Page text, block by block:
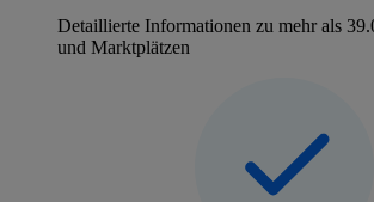
Detaillierte Informationen zu mehr als
und Marktplätzen